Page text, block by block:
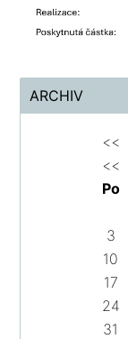
ARCHIV
<<
<<
Po
3
10
17
24
31